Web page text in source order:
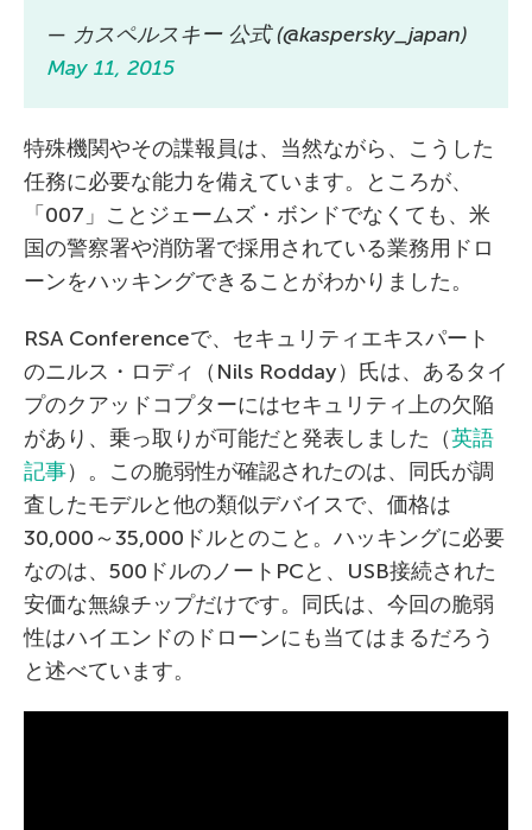
— カスペルスキー 公式 (@kaspersky_japan)
May 11, 2015
特殊機関やその諜報員は、当然ながら、こうした
任務に必要な能力を備えています。ところが、
「007」ことジェームズ・ボンドでなくても、米
国の警察署や消防署で採用されている業務用ドロ
ーンをハッキングできることがわかりました。
RSA Conferenceで、セキュリティエキスパート
のニルス・ロディ（Nils Rodday）氏は、あるタイ
プのクアッドコプターにはセキュリティ上の欠陥
があり、乗っ取りが可能だと発表しました（英語
記事）。この脆弱性が確認されたのは、同氏が調
査したモデルと他の類似デバイスで、価格は
30,000～35,000ドルとのこと。ハッキングに必要
なのは、500ドルのノートPCと、USB接続された
安価な無線チップだけです。同氏は、今回の脆弱
性はハイエンドのドローンにも当てはまるだろう
と述べています。